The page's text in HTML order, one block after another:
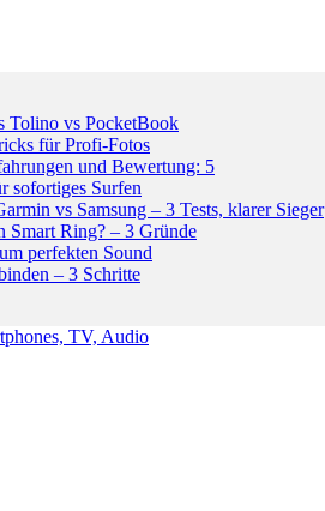
Tolino vs PocketBook
für Profi-Fotos
und Bewertung: 5
sofortiges Surfen
vs Samsung – 3 Tests, klarer Sieger
Smart Ring? – 3 Gründe
perfekten Sound
– 3 Schritte